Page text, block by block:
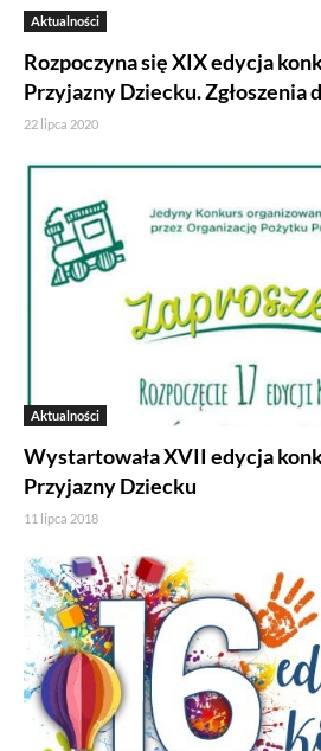
Aktualności
Rozpoczyna się XIX edycja
Przyjazny Dziecku. Zgłoszenia
22 lipca 2020
Aktualności
Wystartowała XVII edycja
Przyjazny Dziecku
11 lipca 2018